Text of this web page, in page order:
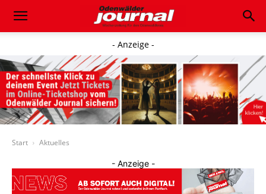
- Anzeige -
Start Aktuelles
- Anzeige -